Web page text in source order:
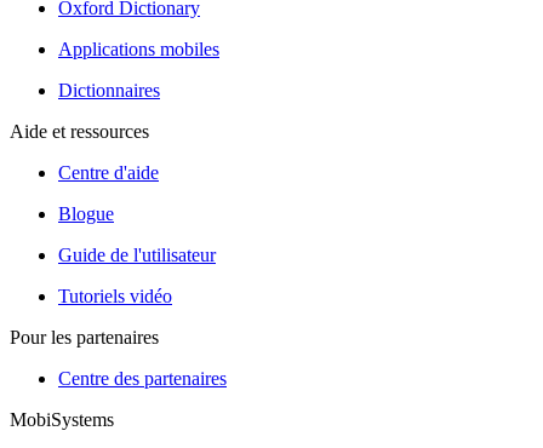
Oxford Dictionary
Applications mobiles
Dictionnaires
Aide et ressources
Centre d'aide
Blogue
Guide de l'utilisateur
Tutoriels vidéo
Pour les partenaires
Centre des partenaires
MobiSystems